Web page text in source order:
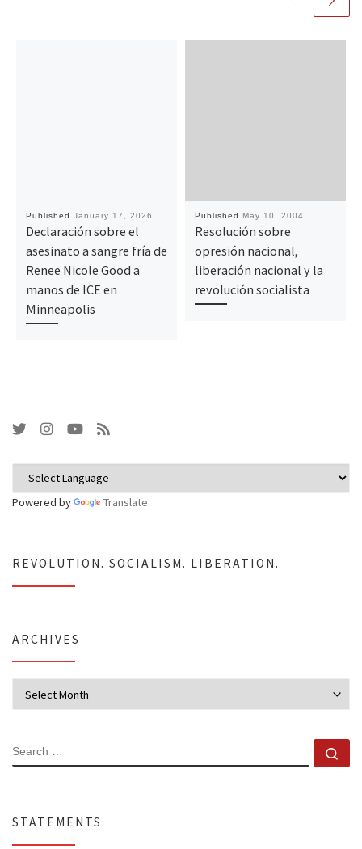
Published January 17, 2026
Declaración sobre el
asesinato a sangre fría de
Renee Nicole Good a
manos de ICE en
Minneapolis
Published May 10, 2004
Resolución sobre
opresión nacional,
liberación nacional y la
revolución socialista
Powered by Translate
REVOLUTION. SOCIALISM. LIBERATION.
ARCHIVES
SEARCH
STATEMENTS